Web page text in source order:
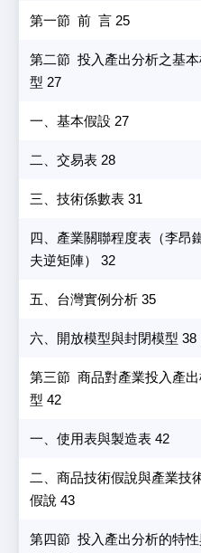
第一節 前 言 25
第二節 投入產出分析之基本
型 27
一、基本假設 27
二、交易表 28
三、技術係數表 31
四、產業關聯程度表（李昂
夫逆矩陣） 32
五、台灣實例分析 35
六、開放模型與封閉模型 38
第三節 商品對產業投入產出
型 42
一、使用表與製造表 42
二、商品技術假說與產業技
假說 43
第四節 投入產出分析的特